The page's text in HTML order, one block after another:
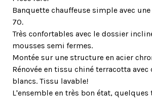
Banquette chauffeuse simple avec
70.
Très confortables avec le dossier
mousses semi fermes.
Montée sur une structure en acier
Rénovée en tissu chiné terracotta avec
blancs. Tissu lavable!
L'ensemble en très bon état, quelques